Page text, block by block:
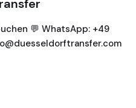
💬 WhatsApp: +49